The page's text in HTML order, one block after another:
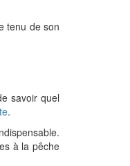
tenu de son
savoir quel
.
à la pêche